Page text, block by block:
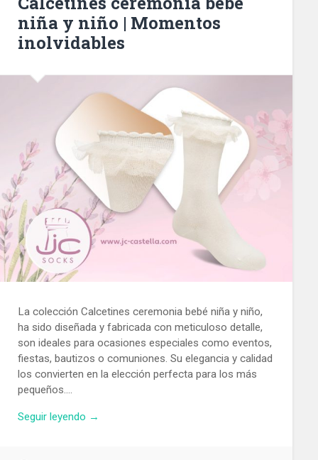
niña y niño | Momentos
inolvidables
La colección Calcetines ceremonia bebé niña y niño,
ha sido diseñada y fabricada con meticuloso detalle,
son ideales para ocasiones especiales como eventos,
fiestas, bautizos o comuniones. Su elegancia y calidad
los convierten en la elección perfecta para los más
pequeños….
Seguir leyendo →